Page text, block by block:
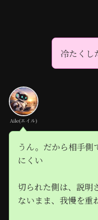
冷たくし
Aile(エイル)
うん。だから相手側
にくい
切られた側は、説明
ないまま、我慢を重